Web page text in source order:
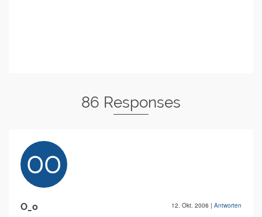
86 Responses
O_o 12. Okt. 2006 | Antworten